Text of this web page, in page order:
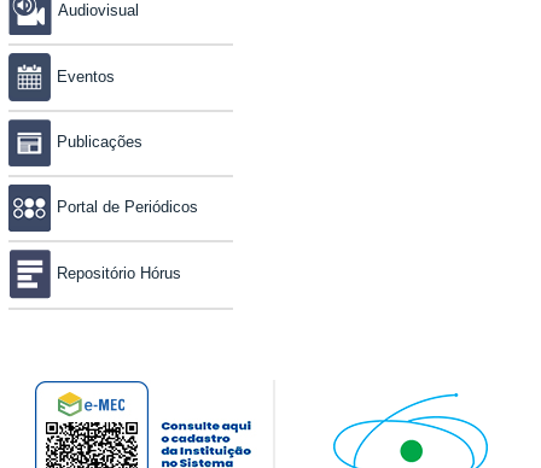
Audiovisual
Eventos
Publicações
Portal de Periódicos
Repositório Hórus